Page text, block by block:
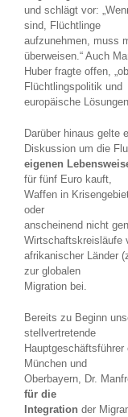
und schlägt vor:
sind, Flüchtlinge
aufzunehmen, muss
überweisen.“ Auch
Huber fragte offen,
Flüchtlingspolitik und
europäische
Darüber hinaus gelte
Diskussion um die
eigenen
für fünf Euro kauft,
Waffen in
oder
anscheinend nicht
Wirtschaftskreisläufe
afrikanischer Länder
zur globalen
Migration bei.
Bereits zu Beginn
stellvertretende
München und
Oberbayern, Dr.
für die
Integration der